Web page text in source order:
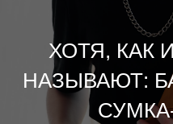
ХОТЯ, КАК
НАЗЫВАЮТ: